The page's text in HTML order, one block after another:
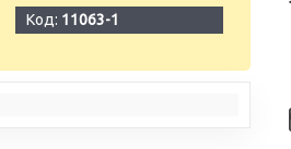
Код: 11063-1